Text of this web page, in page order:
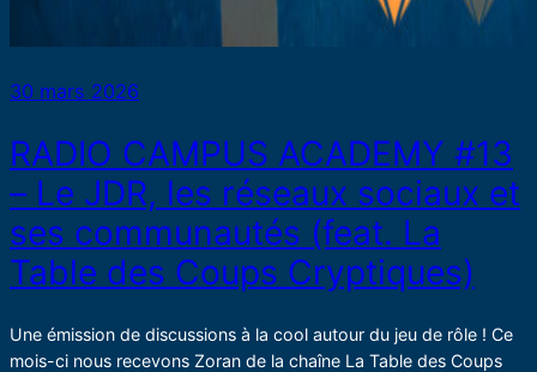
30 mars 2026
RADIO CAMPUS ACADEMY #13
– Le JDR, les réseaux sociaux et
ses communautés (feat. La
Table des Coups Cryptiques)
Une émission de discussions à la cool autour du jeu de rôle ! Ce
mois-ci nous recevons Zoran de la chaîne La Table des Coups